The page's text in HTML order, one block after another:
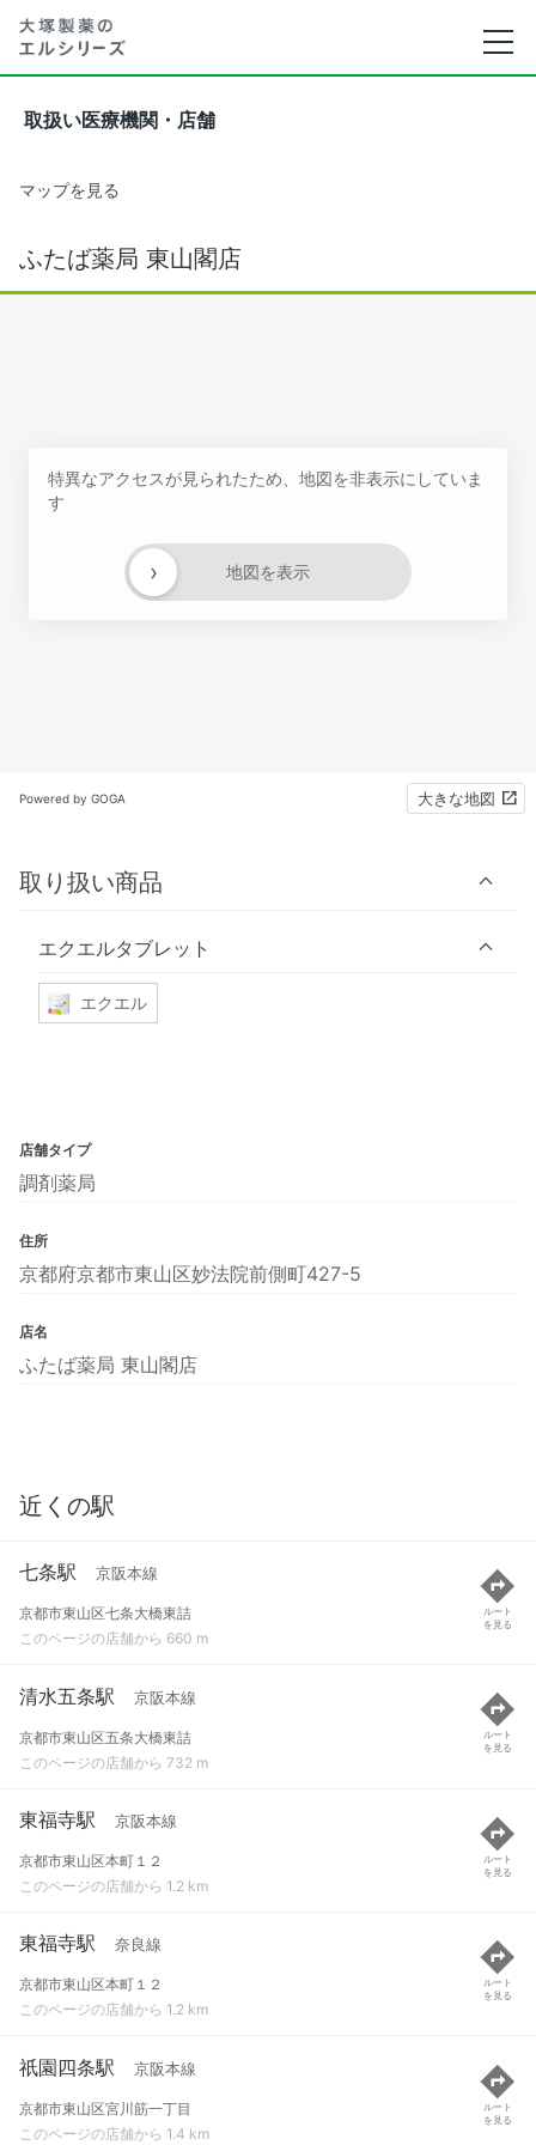
取扱い医療機関・店舗
マップを見る
ふたば薬局 東山閣店
特異なアクセスが見られたため、地図を非表示にしていま
す
地図を表示
›
Powered by GOGA 大きな地図
取り扱い商品
エクエルタブレット
エクエル
店舗タイプ
調剤薬局
住所
京都府京都市東山区妙法院前側町427-5
店名
ふたば薬局 東山閣店
近くの駅
七条駅 京阪本線
京都市東山区七条大橋東詰
このページの店舗から 660 m
ルート
を見る
清水五条駅 京阪本線
京都市東山区五条大橋東詰
このページの店舗から 732 m
ルート
を見る
東福寺駅 京阪本線
京都市東山区本町１２
このページの店舗から 1.2 km
ルート
を見る
東福寺駅 奈良線
京都市東山区本町１２
このページの店舗から 1.2 km
ルート
を見る
祇園四条駅 京阪本線
京都市東山区宮川筋一丁目
このページの店舗から 1.4 km
ルート
を見る